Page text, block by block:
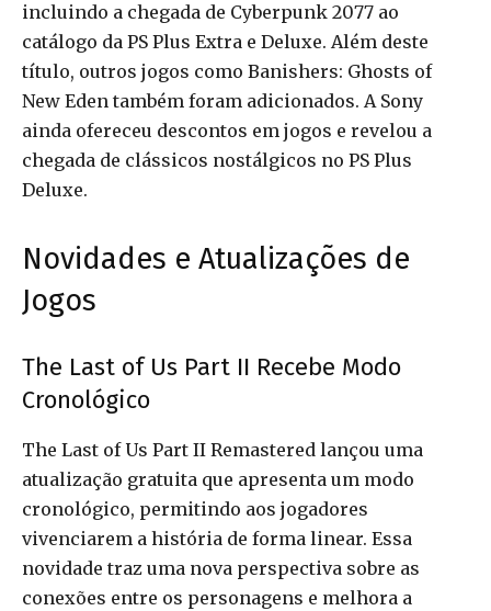
incluindo a chegada de Cyberpunk 2077 ao
catálogo da PS Plus Extra e Deluxe. Além deste
título, outros jogos como Banishers: Ghosts of
New Eden também foram adicionados. A Sony
ainda ofereceu descontos em jogos e revelou a
chegada de clássicos nostálgicos no PS Plus
Deluxe.
Novidades e Atualizações de
Jogos
The Last of Us Part II Recebe Modo
Cronológico
The Last of Us Part II Remastered lançou uma
atualização gratuita que apresenta um modo
cronológico, permitindo aos jogadores
vivenciarem a história de forma linear. Essa
novidade traz uma nova perspectiva sobre as
conexões entre os personagens e melhora a